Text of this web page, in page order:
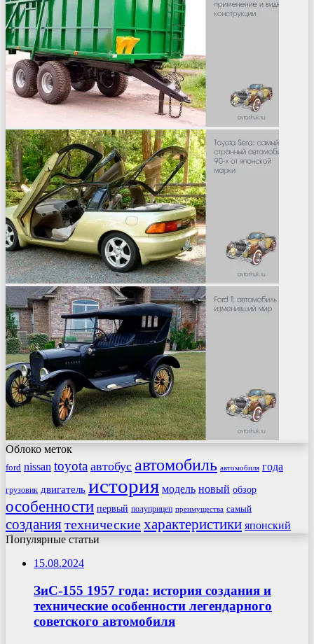
Облоко меток
ford nissan toyota автобус автомобиль автомобиля года
грузовик двигатель история модель новый обзор
особенности первый полуприцеп преимущества самый
созданиятехническиехарактеристики японский
Популярные статьи
15.08.2024
ЗиС-155 1957 года: история создания и
технические особенности легендарного
советского автомобиля